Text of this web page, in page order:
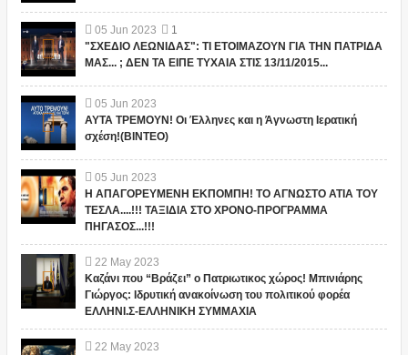
05 Jun 2023
1
"ΣΧΕΔΙΟ ΛΕΩΝΙΔΑΣ": ΤΙ ΕΤΟΙΜΑΖΟΥΝ ΓΙΑ ΤΗΝ ΠΑΤΡΙΔΑ
ΜΑΣ... ; ΔΕΝ ΤΑ ΕΙΠΕ ΤΥΧΑΙΑ ΣΤΙΣ 13/11/2015...
05 Jun 2023
ΑΥΤΑ ΤΡΕΜΟΥΝ! Οι Έλληνες και η Άγνωστη Ιερατική
σχέση!(ΒΙΝΤΕΟ)
05 Jun 2023
Η ΑΠΑΓΟΡΕΥΜΕΝΗ ΕΚΠΟΜΠΗ! ΤΟ ΑΓΝΩΣΤΟ ΑΤΙΑ ΤΟΥ
ΤΕΣΛΑ....!!! ΤΑΞΙΔΙΑ ΣΤΟ ΧΡΟΝΟ-ΠΡΟΓΡΑΜΜΑ
ΠΗΓΑΣΟΣ...!!!
22 May 2023
Καζάνι που “Βράζει” ο Πατριωτικος χώρος! Μπινιάρης
Γιώργος: Ιδρυτική ανακοίνωση του πολιτικού φορέα
ΕΛΛΗΝΙ.Σ-ΕΛΛΗΝΙΚΗ ΣΥΜΜΑΧΙΑ
22 May 2023